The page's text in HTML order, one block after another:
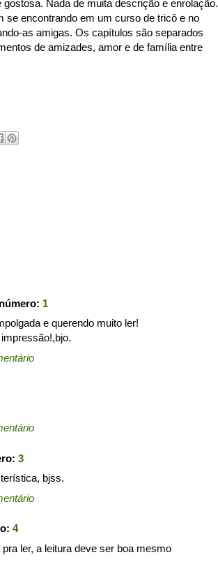
Nada de muita descrição e enrolação.
se encontrando em um curso de tricô e no
as amigas. Os capítulos são separados
de amizades, amor e de família entre
1
e querendo muito ler!
3
bjss.
4
ler, a leitura deve ser boa mesmo